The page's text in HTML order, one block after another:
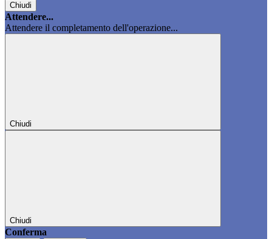
Chiudi
Attendere...
Attendere il completamento dell'operazione...
Chiudi
Chiudi
Conferma